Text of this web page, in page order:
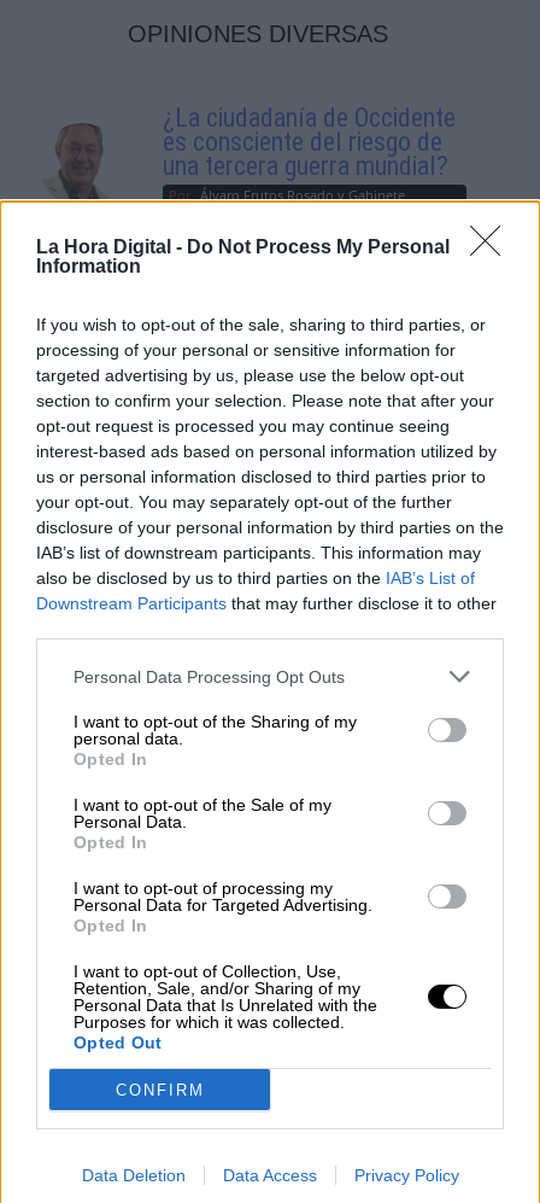
La Hora Digital - Do Not Process My Personal
Information
If you wish to opt-out of the sale, sharing to third parties, or
processing of your personal or sensitive information for
targeted advertising by us, please use the below opt-out
section to confirm your selection. Please note that after your
opt-out request is processed you may continue seeing
interest-based ads based on personal information utilized by
us or personal information disclosed to third parties prior to
your opt-out. You may separately opt-out of the further
disclosure of your personal information by third parties on the
IAB’s list of downstream participants. This information may
also be disclosed by us to third parties on the IAB’s List of
Downstream Participants that may further disclose it to other
Personal Data Processing Opt Outs
I want to opt-out of the Sharing of my
personal data.
Opted In
I want to opt-out of the Sale of my
Personal Data.
Opted In
I want to opt-out of processing my
Personal Data for Targeted Advertising.
Opted In
I want to opt-out of Collection, Use,
Retention, Sale, and/or Sharing of my
Personal Data that Is Unrelated with the
Purposes for which it was collected.
Opted Out
CONFIRM
Data Deletion Data Access Privacy Policy
OPINIONES DIVERSAS
¿La ciudadanía de Occidente
es consciente del riesgo de
una tercera guerra mundial?
Por Álvaro Frutos Rosado y Gabinete
María Comesaña
Votantes y votados
Por
El Conflicto de Oriente Medio:
Un Nuevo Orden Autoritario
en Construcción
Por
Álvaro Frutos Rosado y Gabinete
Geopolítica de Crisis
Por Carlos Miranda
Clara Campoamor: Mi sueño,
mi pesadilla
María Pérez Herrero
NOTICIAS MAS VISTAS
ARTE | ARTE
Perales del Río celebra sus fiestas